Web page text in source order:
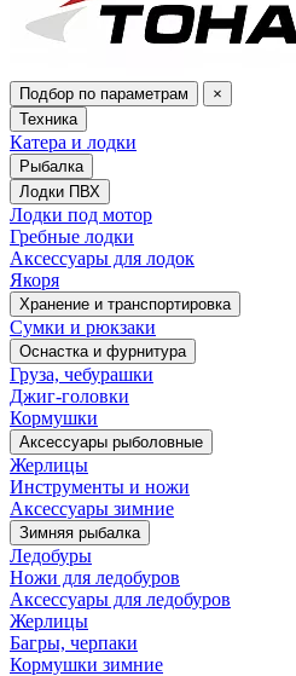
Подбор по параметрам
×
Техника
Катера и лодки
Рыбалка
Лодки ПВХ
Лодки под мотор
Гребные лодки
Аксессуары для лодок
Якоря
Хранение и транспортировка
Сумки и рюкзаки
Оснастка и фурнитура
Груза, чебурашки
Джиг-головки
Кормушки
Аксессуары рыболовные
Жерлицы
Инструменты и ножи
Аксессуары зимние
Зимняя рыбалка
Ледобуры
Ножи для ледобуров
Аксессуары для ледобуров
Жерлицы
Багры, черпаки
Кормушки зимние